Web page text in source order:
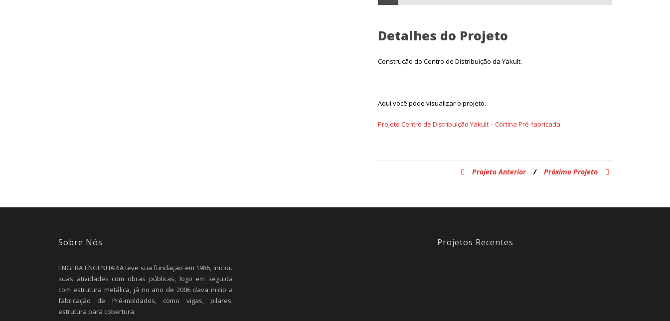
Detalhes do Projeto
Construção do Centro de Distribuição da Yakult.
Aqui você pode visualizar o projeto.
Projeto Centro de Distribuição Yakult – Cortina Pré-fabricada
Projeto Anterior / Próximo Projeto
Sobre Nós
ENGEBA ENGENHARIA teve sua fundação em 1986, iniciou
suas atividades com obras públicas, logo em seguida
com estrutura metálica, já no ano de 2006 dava inicio a
fabricação de Pré-moldados, como vigas, pilares,
estrutura para cobertura.
Projetos Recentes